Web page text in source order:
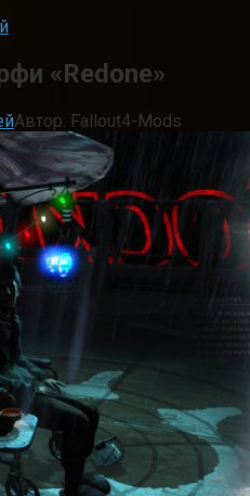
«Redone»
Автор: Fallout4-Mods